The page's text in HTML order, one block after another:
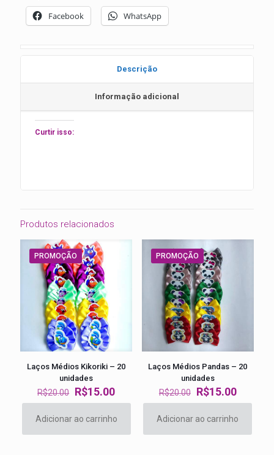
unidades
quantidadeFacebook WhatsApp
Descrição
Informação adicional
Curtir isso:
Produtos relacionados
PROMOÇÃO
Laços Médios Kikoriki – 20
unidades
R$20.00 O
preço
original
era:
R$20.00.
R$15.00O
preço
atual
é:
R$15.00.
Adicionar ao carrinho
PROMOÇÃO
Laços Médios Pandas – 20
unidades
R$20.00 O
preço
original
era:
R$20.00.
R$15.00O
preço
atual
é:
Adicionar ao carrinho